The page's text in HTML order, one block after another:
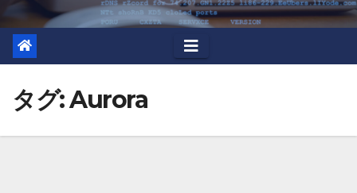
タグ:Aurora